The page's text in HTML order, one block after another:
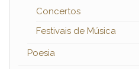
Concertos
Festivais de Música
Poesia